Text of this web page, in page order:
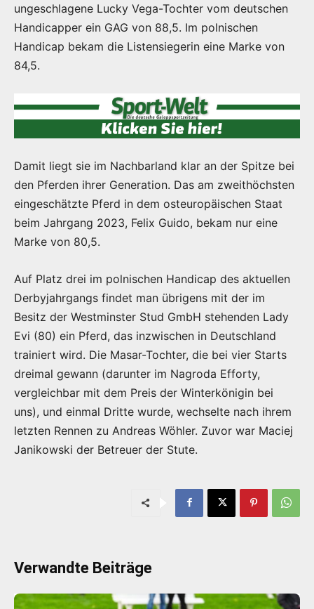
ungeschlagene Lucky Vega-Tochter vom deutschen
Handicapper ein GAG von 88,5. Im polnischen
Handicap bekam die Listensiegerin eine Marke von
84,5.
Damit liegt sie im Nachbarland klar an der Spitze bei
den Pferden ihrer Generation. Das am zweithöchsten
eingeschätzte Pferd in dem osteuropäischen Staat
beim Jahrgang 2023, Felix Guido, bekam nur eine
Marke von 80,5.
Auf Platz drei im polnischen Handicap des aktuellen
Derbyjahrgangs findet man übrigens mit der im
Besitz der Westminster Stud GmbH stehenden Lady
Evi (80) ein Pferd, das inzwischen in Deutschland
trainiert wird. Die Masar-Tochter, die bei vier Starts
dreimal gewann (darunter im Nagroda Efforty,
vergleichbar mit dem Preis der Winterkönigin bei
uns), und einmal Dritte wurde, wechselte nach ihrem
letzten Rennen zu Andreas Wöhler. Zuvor war Maciej
Janikowski der Betreuer der Stute.
Verwandte Beiträge